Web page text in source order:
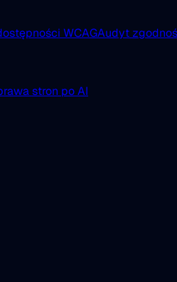
WCAGAudyt
stron po AI